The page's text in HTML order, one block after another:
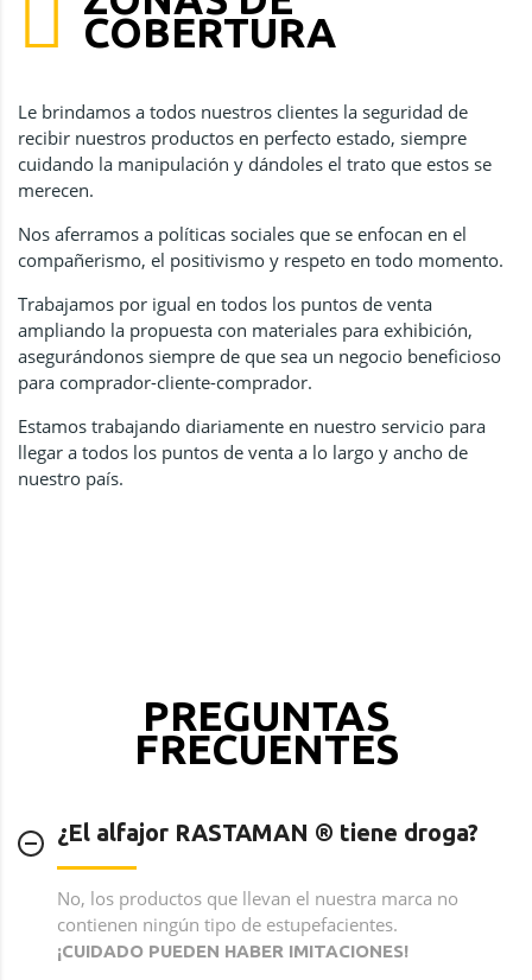
COBERTURA
Le brindamos a todos nuestros clientes la seguridad de
recibir nuestros productos en perfecto estado, siempre
cuidando la manipulación y dándoles el trato que estos se
merecen.
Nos aferramos a políticas sociales que se enfocan en el
compañerismo, el positivismo y respeto en todo momento.
Trabajamos por igual en todos los puntos de venta
ampliando la propuesta con materiales para exhibición,
asegurándonos siempre de que sea un negocio beneficioso
para comprador-cliente-comprador.
Estamos trabajando diariamente en nuestro servicio para
llegar a todos los puntos de venta a lo largo y ancho de
nuestro país.
PREGUNTAS
FRECUENTES
¿El alfajor RASTAMAN ®️ tiene droga?
No, los productos que llevan el nuestra marca no
contienen ningún tipo de estupefacientes.
¡CUIDADO PUEDEN HABER IMITACIONES!